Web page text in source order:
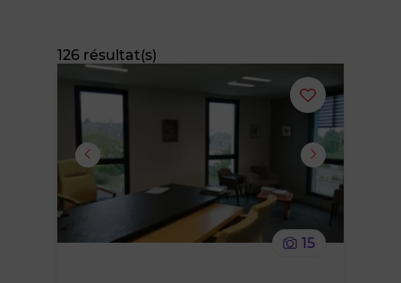
126 résultat(s)
Ajouter
ou
supprimer
15